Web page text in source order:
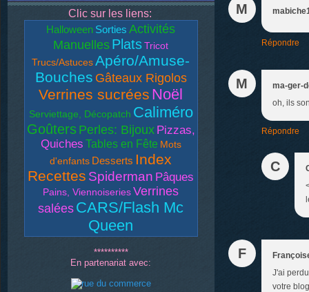
Clic sur les liens:
Halloween Sorties Activités
Manuelles Plats Tricot
Trucs/Astuces Apéro/Amuse-
Bouches Gâteaux Rigolos
Verrines sucrées Noël
Serviettage, Décopatch Caliméro
Goûters Perles: Bijoux Pizzas,
Quiches Tables en Fête Mots
d'enfants Desserts Index
Recettes Spiderman Pâques
Pains, Viennoiseries Verrines
salées CARS/Flash Mc
Queen
**********
En partenariat avec:
M
Répondre
M
ma-ger-
oh, ils
Répondre
C
F
J'ai
votre